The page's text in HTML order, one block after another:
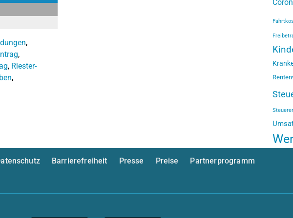
,
,
, Riester-
,
Barrierefreiheit Presse Preise
Partnerprogramm